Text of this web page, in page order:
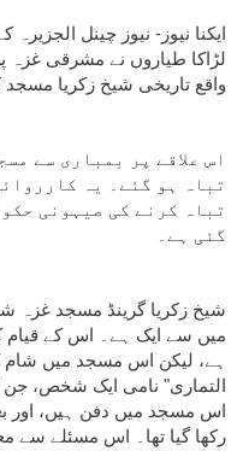
ایکنا نیوز- نیوز چینل
لڑاکا طیاروں نے مشرقی غزہ
واقع تاریخی شیخ زکریا مسجد
اس علاقے پر بمباری سے
تباہ ہو گئے۔ یہ
تباہ کرنے کی صیہونی
گئی ہے۔
شیخ زکریا گرینڈ مسجد غزہ
میں سے ایک ہے۔ اس کے قیام
ہے، لیکن اس مسجد میں شام
اس مسجد میں دفن ہیں، اور
رکھا گیا تھا۔ اس مسئلے سے